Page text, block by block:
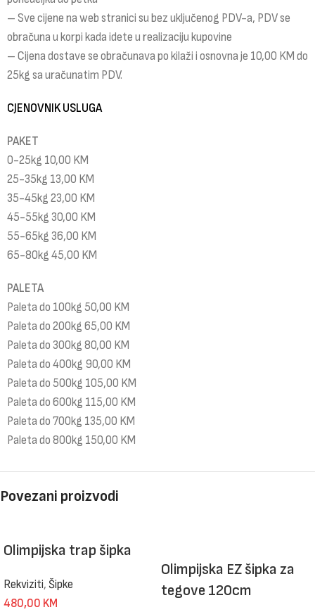
– Sve cijene na web stranici su bez uključenog PDV-a, PDV se
obračuna u korpi kada idete u realizaciju kupovine
– Cijena dostave se obračunava po kilaži i osnovna je 10,00 KM do
25kg sa uračunatim PDV.
CJENOVNIK USLUGA
PAKET
0-25kg 10,00 KM
25-35kg 13,00 KM
35-45kg 23,00 KM
45-55kg 30,00 KM
55-65kg 36,00 KM
65-80kg 45,00 KM
PALETA
Paleta do 100kg 50,00 KM
Paleta do 200kg 65,00 KM
Paleta do 300kg 80,00 KM
Paleta do 400kg 90,00 KM
Paleta do 500kg 105,00 KM
Paleta do 600kg 115,00 KM
Paleta do 700kg 135,00 KM
Paleta do 800kg 150,00 KM
Povezani proizvodi
Olimpijska trap šipka
Rekviziti, Šipke
480,00 KM
Olimpijska EZ šipka za
tegove 120cm